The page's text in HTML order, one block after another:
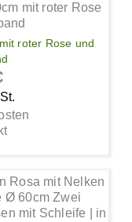
roter Rose und